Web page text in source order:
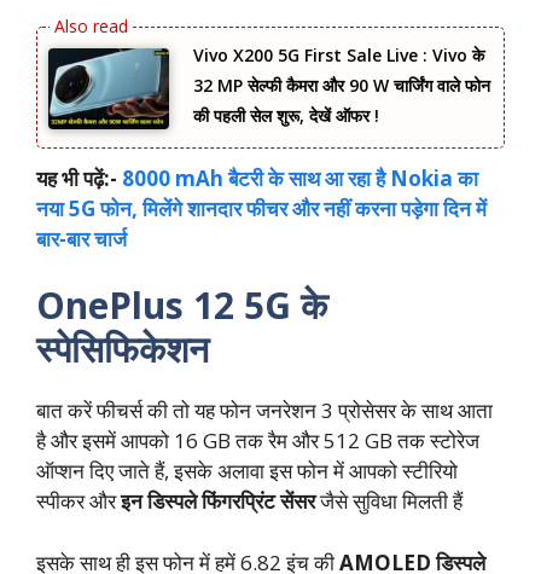
Vivo X200 5G First Sale Live : Vivo के
32 MP सेल्फी कैमरा और 90 W चार्जिंग वाले फोन
की पहली सेल शुरू, देखें ऑफर !
यह भी पढ़ें:- 8000 mAh बैटरी के साथ आ रहा है Nokia का
नया 5G फोन, मिलेंगे शानदार फीचर और नहीं करना पड़ेगा दिन में
बार-बार चार्ज
OnePlus 12 5G के
स्पेसिफिकेशन
बात करें फीचर्स की तो यह फोन जनरेशन 3 प्रोसेसर के साथ आता
है और इसमें आपको 16 GB तक रैम और 512 GB तक स्टोरेज
ऑप्शन दिए जाते हैं, इसके अलावा इस फोन में आपको स्टीरियो
स्पीकर औरइन डिस्पले फिंगरप्रिंट सेंसरजैसे सुविधा मिलती हैं
इसके साथ ही इस फोन में हमें 6.82 इंच कीAMOLED डिस्पले